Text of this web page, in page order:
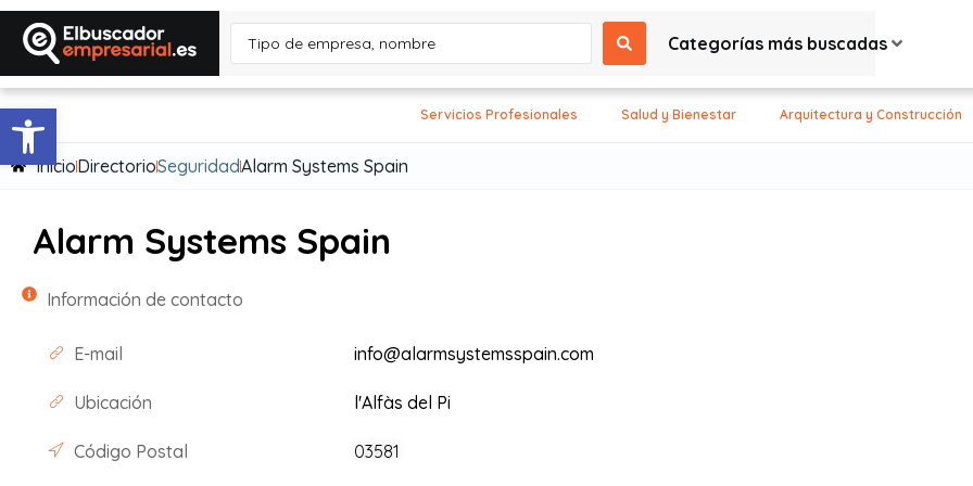
Abrir barra de herramientas
Categorías más buscadas
Servicios Profesionales Salud y Bienestar Arquitectura y Construcción
InicioDirectorioSeguridadAlarm Systems Spain
Alarm Systems Spain
Información de contacto
E-mail info@alarmsystemsspain.com
Ubicación l'Alfàs del Pi
Código Postal 03581